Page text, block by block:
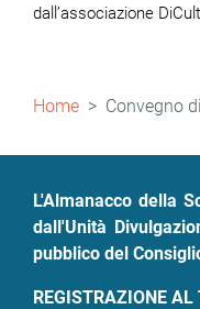
dall’associazione
Briciole
Home Convegno
L'Almanacco della
dall'Unità
pubblico del
REGISTRAZIONE